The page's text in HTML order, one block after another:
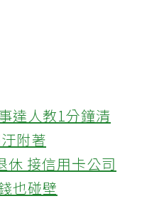
達人教1分鐘清
附著
休 接信用卡公司
也碰壁